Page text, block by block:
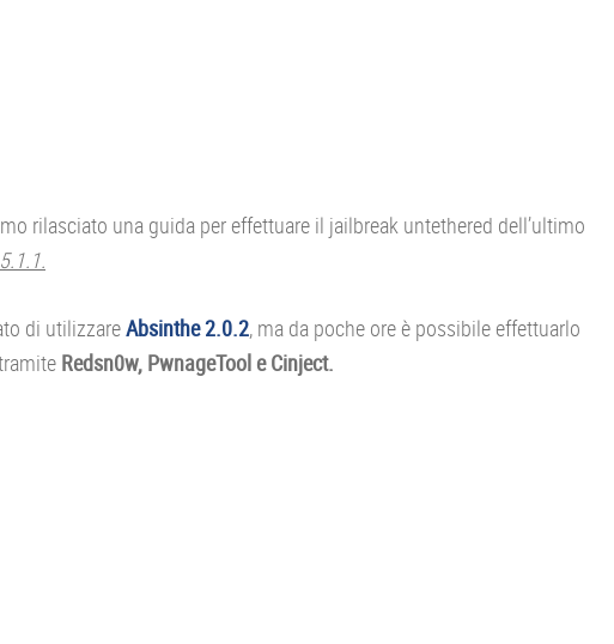
rilasciato una guida per effettuare il jailbreak untethered dell’ultimo
di utilizzareAbsinthe 2.0.2, ma da poche ore è possibile effettuarlo
Redsn0w, PwnageTool e Cinject.